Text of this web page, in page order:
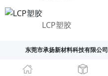
LCP塑胶
东莞市承扬新材料科技有限公司